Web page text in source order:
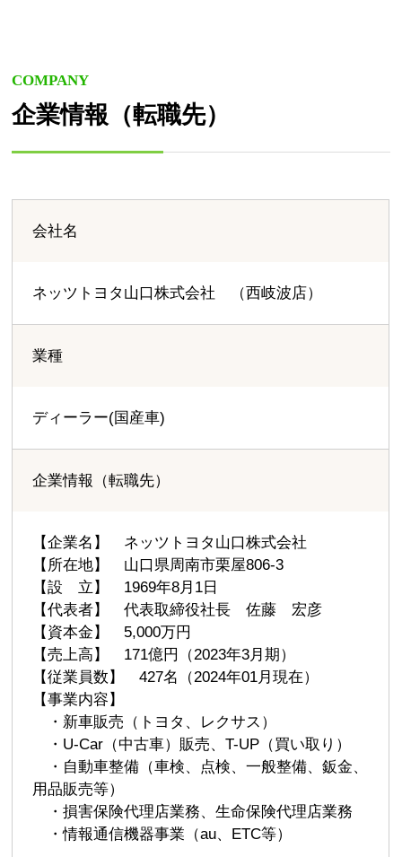
COMPANY
企業情報（転職先）
会社名
ネッツトヨタ山口株式会社 （西岐波店）
業種
ディーラー(国産車)
企業情報（転職先）
【企業名】 ネッツトヨタ山口株式会社
【所在地】 山口県周南市栗屋806-3
【設 立】 1969年8月1日
【代表者】 代表取締役社長 佐藤 宏彦
【資本金】 5,000万円
【売上高】 171億円（2023年3月期）
【従業員数】 427名（2024年01月現在）
【事業内容】
・新車販売（トヨタ、レクサス）
・U-Car（中古車）販売、T-UP（買い取り）
・自動車整備（車検、点検、一般整備、鈑金、
用品販売等）
・損害保険代理店業務、生命保険代理店業務
・情報通信機器事業（au、ETC等）